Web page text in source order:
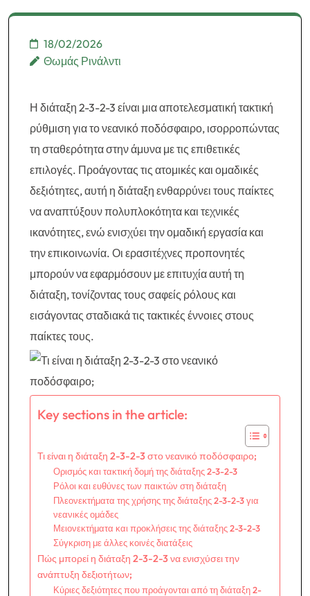
18/02/2026
Θωμάς Ρινάλντι
Η διάταξη 2-3-2-3 είναι μια αποτελεσματική τακτική
ρύθμιση για το νεανικό ποδόσφαιρο, ισορροπώντας
τη σταθερότητα στην άμυνα με τις επιθετικές
επιλογές. Προάγοντας τις ατομικές και ομαδικές
δεξιότητες, αυτή η διάταξη ενθαρρύνει τους παίκτες
να αναπτύξουν πολυπλοκότητα και τεχνικές
ικανότητες, ενώ ενισχύει την ομαδική εργασία και
την επικοινωνία. Οι ερασιτέχνες προπονητές
μπορούν να εφαρμόσουν με επιτυχία αυτή τη
διάταξη, τονίζοντας τους σαφείς ρόλους και
εισάγοντας σταδιακά τις τακτικές έννοιες στους
παίκτες τους.
Key sections in the article:
Τι είναι η διάταξη 2-3-2-3 στο νεανικό ποδόσφαιρο;
Ορισμός και τακτική δομή της διάταξης 2-3-2-3
Ρόλοι και ευθύνες των παικτών στη διάταξη
Πλεονεκτήματα της χρήσης της διάταξης 2-3-2-3 για
νεανικές ομάδες
Μειονεκτήματα και προκλήσεις της διάταξης 2-3-2-3
Σύγκριση με άλλες κοινές διατάξεις
Πώς μπορεί η διάταξη 2-3-2-3 να ενισχύσει την
ανάπτυξη δεξιοτήτων;
Κύριες δεξιότητες που προάγονται από τη διάταξη 2-